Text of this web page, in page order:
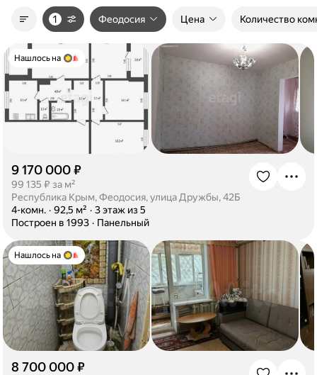
1 Феодосия Цена Количество
Нашлось на
9 170 000 ₽
99 135 ₽ за м²
Республика Крым, Феодосия, улица Дружбы, 42Б
4-комн. · 92,5 м² · 3 этаж из 5
Построен в 1993 · Панельный
Нашлось на
8 700 000 ₽